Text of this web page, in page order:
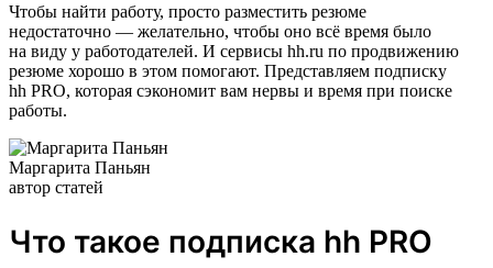
Чтобы найти работу, просто разместить резюме
недостаточно — желательно, чтобы оно всё время было
на виду у работодателей. И сервисы hh.ru по продвижению
резюме хорошо в этом помогают. Представляем подписку
hh PRO, которая сэкономит вам нервы и время при поиске
работы.
Маргарита Паньян
автор статей
Что такое подписка hh PRO